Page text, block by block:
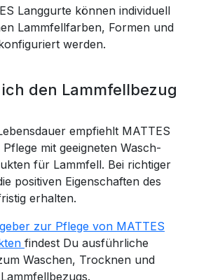
Langgurte können individuell
Lammfellfarben, Formen und
werden.
den Lammfellbezug
empfiehlt MATTES
mit geeigneten Wasch-
für Lammfell. Bei richtiger
positiven Eigenschaften des
erhalten.
zur Pflege von MATTES
findest Du ausführliche
Waschen, Trocknen und